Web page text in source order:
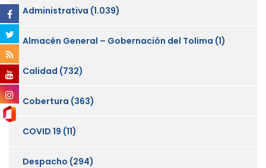
Administrativa (1.039)
Almacén General – Gobernación del Tolima (1)
Calidad (732)
Cobertura (363)
COVID 19 (11)
Despacho (294)